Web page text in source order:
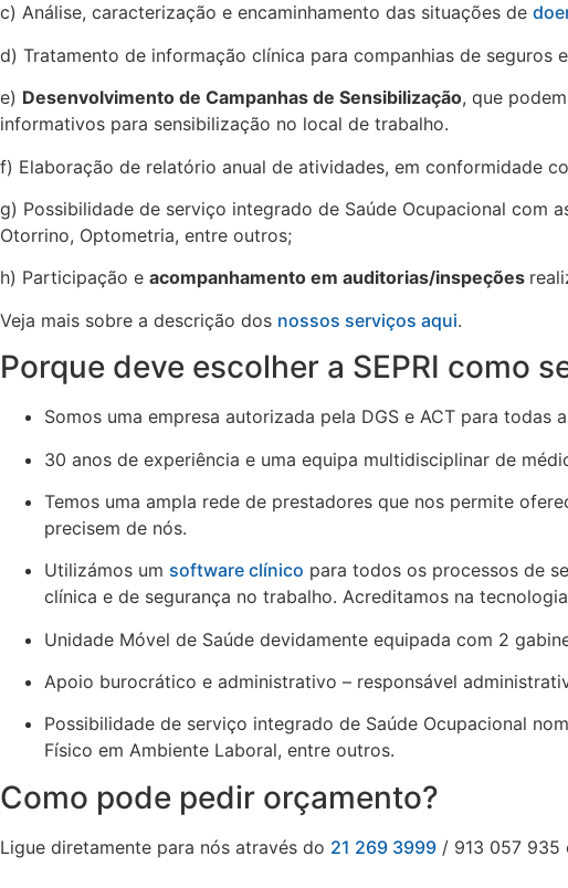
c) Análise, caracterização e encaminhamento das situações de
d) Tratamento de informação clínica para companhias de seguros
e) Desenvolvimento de Campanhas de Sensibilização, que
informativos para sensibilização no local de trabalho.
f) Elaboração de relatório anual de atividades, em conformidade
g) Possibilidade de serviço integrado de Saúde Ocupacional com
Otorrino, Optometria, entre outros;
h) Participação e acompanhamento em auditorias/inspeções
Veja mais sobre a descrição dos nossos serviços aqui.
Porque deve escolher a SEPRI como
Somos uma empresa autorizada pela DGS e ACT para todas
30 anos de experiência e uma equipa multidisciplinar de
Temos uma ampla rede de prestadores que nos permite
precisem de nós.
Utilizámos um software clínico para todos os processos de
clínica e de segurança no trabalho. Acreditamos na
Unidade Móvel de Saúde devidamente equipada com 2
Apoio burocrático e administrativo – responsável
Possibilidade de serviço integrado de Saúde Ocupacional
Físico em Ambiente Laboral, entre outros.
Como pode pedir orçamento?
Ligue diretamente para nós através do 21 269 3999 / 913 057 935